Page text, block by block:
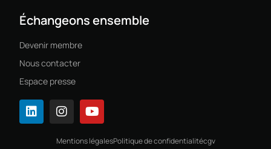
Échangeons ensemble
Devenir membre
Nous contacter
Espace presse
Mentions légalesPolitique de confidentialitécgv